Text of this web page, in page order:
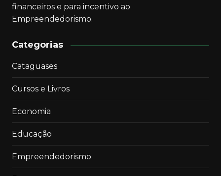
financeiros e para incentivo ao
Empreendedorismo.
Categorias
Cataguases
Cursos e Livros
Economia
Educação
Empreendedorismo